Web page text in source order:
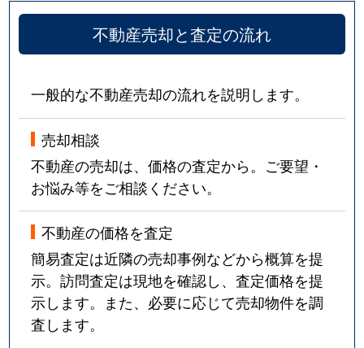
不動産売却と査定の流れ
一般的な不動産売却の流れを説明します。
売却相談
不動産の売却は、価格の査定から。ご要望・
お悩み等をご相談ください。
不動産の価格を査定
簡易査定は近隣の売却事例などから概算を提
示。訪問査定は現地を確認し、査定価格を提
示します。また、必要に応じて売却物件を調
査します。